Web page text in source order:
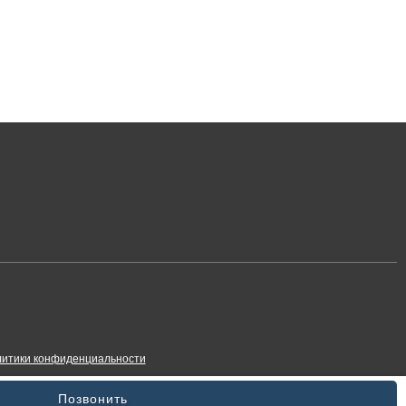
конфиденциальности
Позвонить